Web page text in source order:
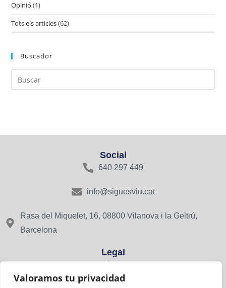
Valoramos tu privacidad
Opinió (1)
Tots els articles(62)
Buscador
Social
640 297 449
info@siguesviu.cat
Rasa del Miquelet, 16, 08800 Vilanova i la Geltrú,
Barcelona
Legal